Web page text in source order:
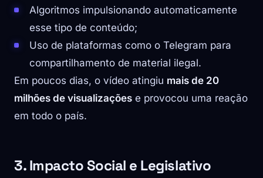
Algoritmos impulsionando automaticamente
esse tipo de conteúdo;
Uso de plataformas como o Telegram para
compartilhamento de material ilegal.
Em poucos dias, o vídeo atingiu mais de 20
milhões de visualizações e provocou uma reação
em todo o país.
3. Impacto Social e Legislativo